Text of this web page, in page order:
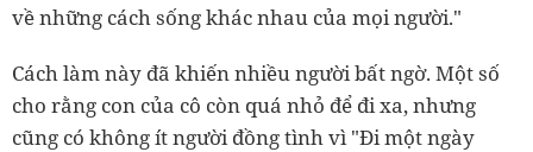
về những cách sống khác nhau của mọi người."
Cách làm này đã khiến nhiều người bất ngờ. Một số
cho rằng con của cô còn quá nhỏ để đi xa, nhưng
cũng có không ít người đồng tình vì "Đi một ngày